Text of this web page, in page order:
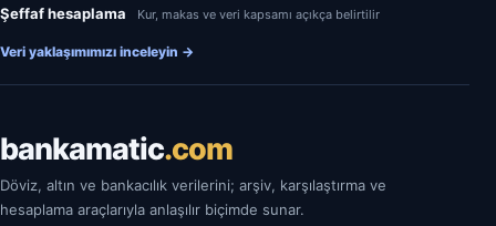
Şeffaf hesaplama Kur, makas ve veri kapsamı açıkça belirtilir
Veri yaklaşımımızı inceleyin →
bankamatic.com
Döviz, altın ve bankacılık verilerini; arşiv, karşılaştırma ve
hesaplama araçlarıyla anlaşılır biçimde sunar.